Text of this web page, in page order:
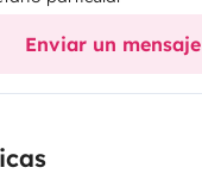
Enviar un mensaje